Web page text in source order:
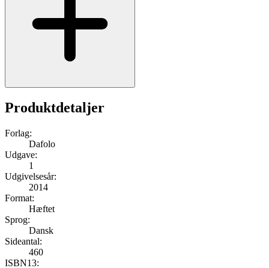
Produktdetaljer
Forlag:
Dafolo
Udgave:
1
Udgivelsesår:
2014
Format:
Hæftet
Sprog:
Dansk
Sideantal:
460
ISBN13: